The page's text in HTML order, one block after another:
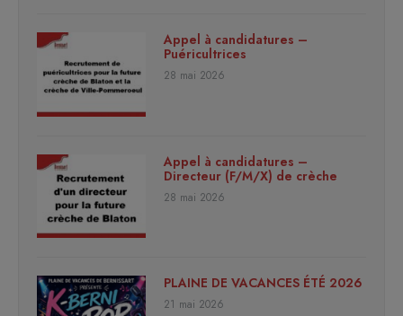
Appel à candidatures –
Puéricultrices
28 mai 2026
Appel à candidatures –
Directeur (F/M/X) de crèche
28 mai 2026
PLAINE DE VACANCES ÉTÉ 2026
21 mai 2026